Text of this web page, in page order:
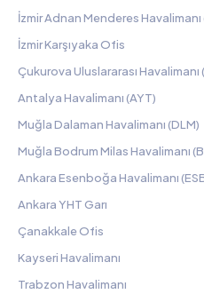
İzmir Adnan Menderes Havalimanı
İzmir Karşıyaka Ofis
Çukurova Uluslararası Havalimanı
Antalya Havalimanı (AYT)
Muğla Dalaman Havalimanı (DLM)
Muğla Bodrum Milas Havalimanı
Ankara Esenboğa Havalimanı
Ankara YHT Garı
Çanakkale Ofis
Kayseri Havalimanı
Trabzon Havalimanı